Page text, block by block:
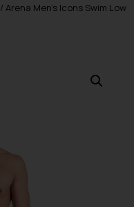
/ Arena Men’s Icons Swim Low